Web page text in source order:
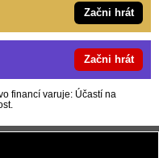
Začni hrát
Začni hrát
financí varuje: Účastí na